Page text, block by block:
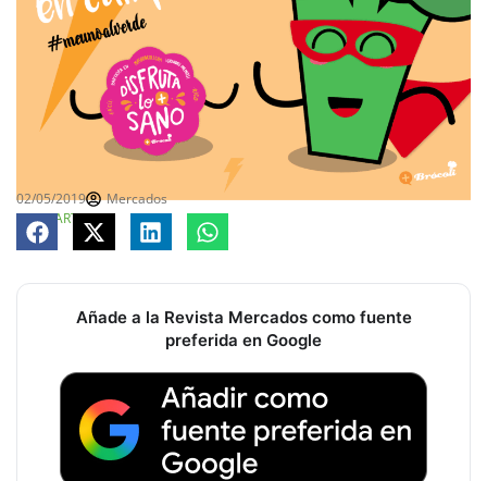
02/05/2019
Mercados
COMPARTE
Añade a la Revista Mercados como fuente
preferida en Google